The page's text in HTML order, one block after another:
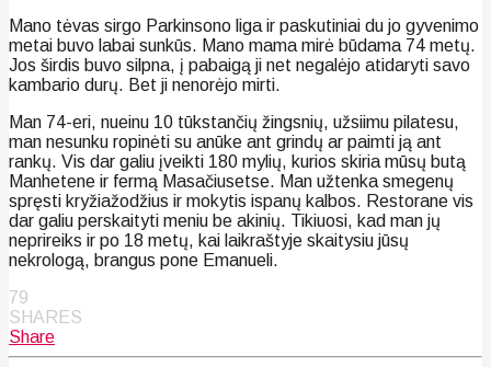
Mano tėvas sirgo Parkinsono liga ir paskutiniai du jo gyvenimo
metai buvo labai sunkūs. Mano mama mirė būdama 74 metų.
Jos širdis buvo silpna, į pabaigą ji net negalėjo atidaryti savo
kambario durų. Bet ji nenorėjo mirti.
Man 74-eri, nueinu 10 tūkstančių žingsnių, užsiimu pilatesu,
man nesunku ropinėti su anūke ant grindų ar paimti ją ant
rankų. Vis dar galiu įveikti 180 mylių, kurios skiria mūsų butą
Manhetene ir fermą Masačiusetse. Man užtenka smegenų
spręsti kryžiažodžius ir mokytis ispanų kalbos. Restorane vis
dar galiu perskaityti meniu be akinių. Tikiuosi, kad man jų
neprireiks ir po 18 metų, kai laikraštyje skaitysiu jūsų
nekrologą, brangus pone Emanueli.
79
SHARES
Share